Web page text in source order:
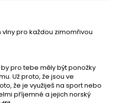
pro každou zimomřivou
pro tebe měly být ponožky
Už proto, že jsou ve
že je využiješ na sport nebo
příjemné a jejich norský